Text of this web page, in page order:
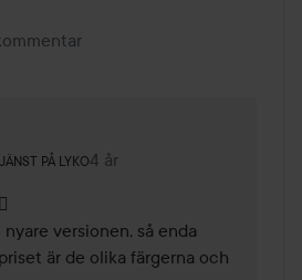
PÅ LYKO
roll: Kundtjänst på Lyko.
4 år
Kommentaren lades 4 år
versionen, så enda
är de olika färgerna och